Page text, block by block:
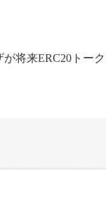
将来ERC20トー